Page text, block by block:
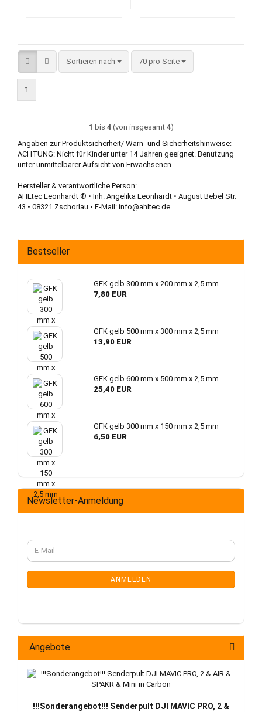
Sortieren nach
Sortieren nach 70 pro Seite
pro Seite
1
1 bis 4(von insgesamt 4)
Angaben zur Produktsicherheit/ Warn- und Sicherheitshinweise:
ACHTUNG: Nicht für Kinder unter 14 Jahren geeignet. Benutzung
unter unmittelbarer Aufsicht von Erwachsenen.
Hersteller & verantwortliche Person:
AHLtec Leonhardt ® • Inh. Angelika Leonhardt • August Bebel Str.
43 • 08321 Zschorlau • E-Mail: info@ahltec.de
Bestseller
GFK gelb 300 mm x 200 mm x 2,5 mm
7,80 EUR
GFK gelb 500 mm x 300 mm x 2,5 mm
13,90 EUR
GFK gelb 600 mm x 500 mm x 2,5 mm
25,40 EUR
GFK gelb 300 mm x 150 mm x 2,5 mm
6,50 EUR
Newsletter-Anmeldung
WEITER
ZUR
NEWSLETTER-
ANMELDUNG
E-
Mail
ANMELDEN
Angebote
!!!Sonderangebot!!! Senderpult DJI MAVIC PRO, 2 &